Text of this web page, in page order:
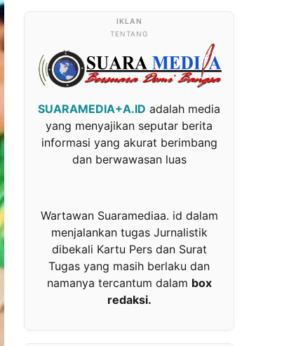
TENTANG
SUARAMEDIA+A.ID adalah media
yang menyajikan seputar berita
informasi yang akurat berimbang
dan berwawasan luas
Wartawan Suaramediaa. id dalam
menjalankan tugas Jurnalistik
dibekali Kartu Pers dan Surat
Tugas yang masih berlaku dan
namanya tercantum dalam box
redaksi.